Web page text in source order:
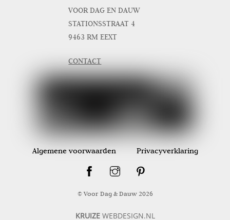
VOOR DAG EN DAUW
STATIONSSTRAAT 4
9463 RM EEXT
CONTACT
Algemene voorwaarden Privacyverklaring
© Voor Dag & Dauw 2026
KRUIZEWEBDESIGN.NL